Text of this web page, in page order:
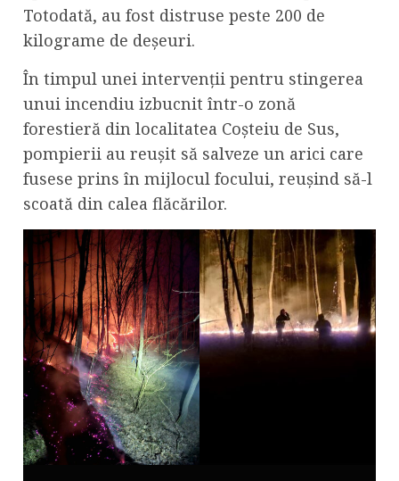
Totodată, au fost distruse peste 200 de
kilograme de deșeuri.
În timpul unei intervenții pentru stingerea
unui incendiu izbucnit într-o zonă
forestieră din localitatea Coșteiu de Sus,
pompierii au reușit să salveze un arici care
fusese prins în mijlocul focului, reușind să-l
scoată din calea flăcărilor.